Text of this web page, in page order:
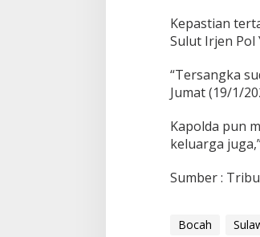
Kepastian
Sulut Irjen Pol
“Tersangka
Jumat (19/1/
Kapolda pun
keluarga
Sumber :
Bocah